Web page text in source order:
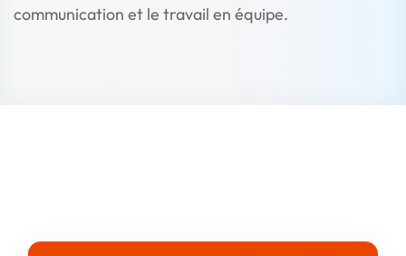
communication et le travail en équipe.